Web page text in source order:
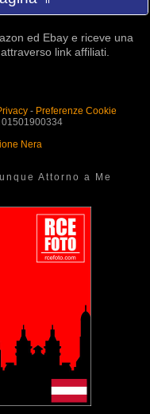
ed Ebay e riceve una
link affiliati.
- Preferenze Cookie
01501900334
Nera
Attorno a Me